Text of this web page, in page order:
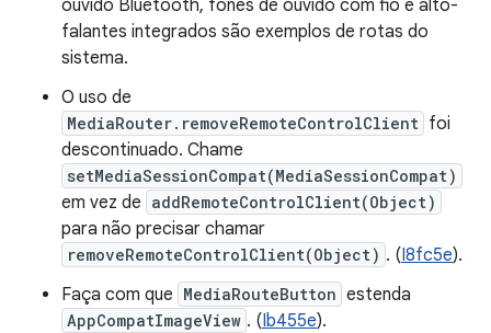
ouvido Bluetooth, fones de ouvido com fio e alto-
falantes integrados são exemplos de rotas do
sistema.
O uso de
MediaRouter.removeRemoteControlClient foi
descontinuado. Chame
setMediaSessionCompat(MediaSessionCompat)
em vez de addRemoteControlClient(Object)
para não precisar chamar
removeRemoteControlClient(Object) . (I8fc5e).
Faça com que MediaRouteButton estenda
AppCompatImageView . (Ib455e).